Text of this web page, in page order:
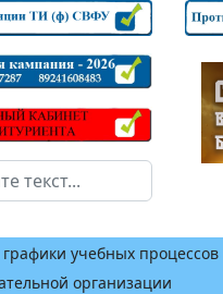
учебных процессов
организации